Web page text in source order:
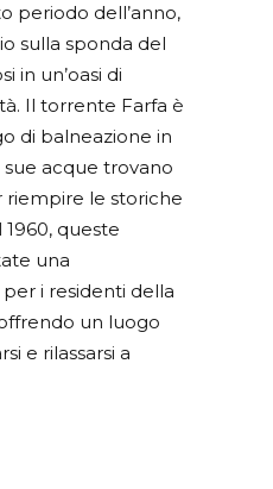
periodo dell’anno,
sulla sponda del
in un’oasi di
Il torrente Farfa è
di balneazione in
acque trovano
le storiche
1960, queste
una
i residenti della
un luogo
e rilassarsi a